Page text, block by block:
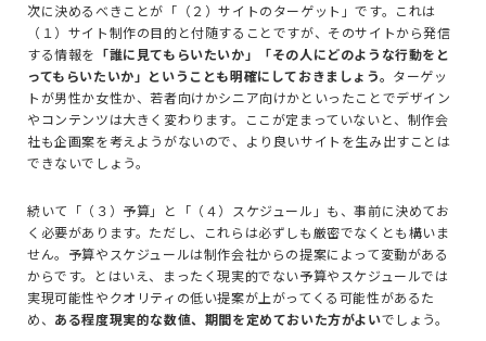
次に決めるべきことが「（２）サイトのターゲット」です。これは
（１）サイト制作の目的と付随することですが、そのサイトから発信
する情報を 「誰に見てもらいたいか」「その人にどのような行動をと
ってもらいたいか」ということも明確にしておきましょう。 ターゲッ
トが男性か女性か、若者向けかシニア向けかといったことでデザイン
やコンテンツは大きく変わります。ここが定まっていないと、制作会
社も企画案を考えようがないので、より良いサイトを生み出すことは
できないでしょう。
続いて「（３）予算」と「（４）スケジュール」も、事前に決めてお
く必要があります。ただし、これらは必ずしも厳密でなくとも構いま
せん。予算やスケジュールは制作会社からの提案によって変動がある
からです。とはいえ、まったく現実的でない予算やスケジュールでは
実現可能性やクオリティの低い提案が上がってくる可能性があるた
め、 ある程度現実的な数値、期間を定めておいた方がよいでしょう。